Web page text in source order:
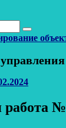
Поиск
работа